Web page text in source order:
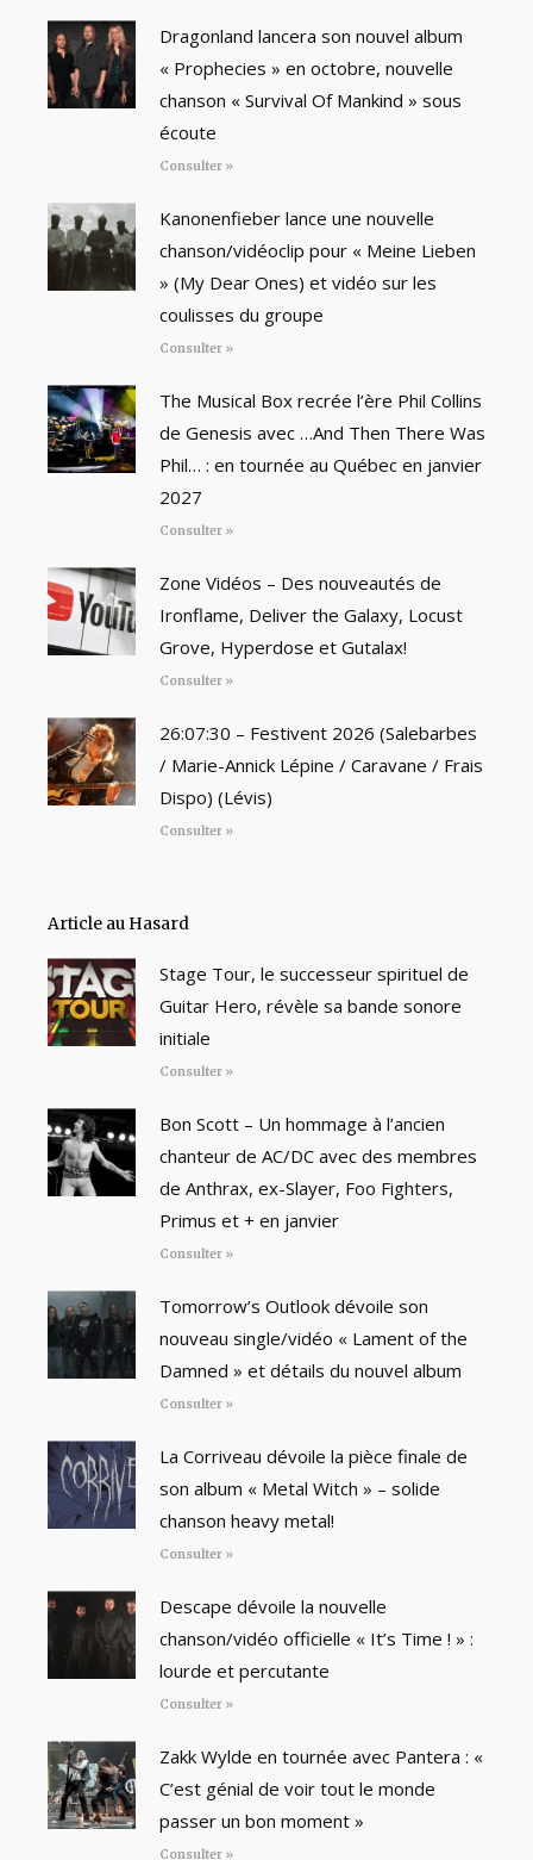
Dragonland lancera son nouvel album
« Prophecies » en octobre, nouvelle
chanson « Survival Of Mankind » sous
écoute
Consulter »
Kanonenfieber lance une nouvelle
chanson/vidéoclip pour « Meine Lieben
» (My Dear Ones) et vidéo sur les
coulisses du groupe
Consulter »
The Musical Box recrée l’ère Phil Collins
de Genesis avec …And Then There Was
Phil… : en tournée au Québec en janvier
2027
Consulter »
Zone Vidéos – Des nouveautés de
Ironflame, Deliver the Galaxy, Locust
Grove, Hyperdose et Gutalax!
Consulter »
26:07:30 – Festivent 2026 (Salebarbes
/ Marie-Annick Lépine / Caravane / Frais
Dispo) (Lévis)
Consulter »
Article au Hasard
Stage Tour, le successeur spirituel de
Guitar Hero, révèle sa bande sonore
initiale
Consulter »
Bon Scott – Un hommage à l’ancien
chanteur de AC/DC avec des membres
de Anthrax, ex-Slayer, Foo Fighters,
Primus et + en janvier
Consulter »
Tomorrow’s Outlook dévoile son
nouveau single/vidéo « Lament of the
Damned » et détails du nouvel album
Consulter »
La Corriveau dévoile la pièce finale de
son album « Metal Witch » – solide
chanson heavy metal!
Consulter »
Descape dévoile la nouvelle
chanson/vidéo officielle « It’s Time ! » :
lourde et percutante
Consulter »
Zakk Wylde en tournée avec Pantera : «
C’est génial de voir tout le monde
passer un bon moment »
Consulter »